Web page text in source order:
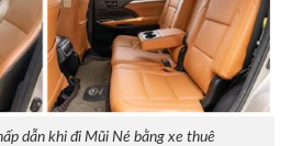
dẫn khi đi Mũi Né bằng xe thuê